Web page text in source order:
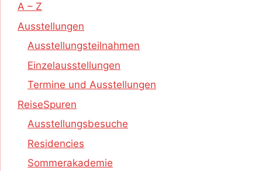
A – Z
Ausstellungen
Ausstellungsteilnahmen
Einzelausstellungen
Termine und Ausstellungen
ReiseSpuren
Ausstellungsbesuche
Residencies
Sommerakademie